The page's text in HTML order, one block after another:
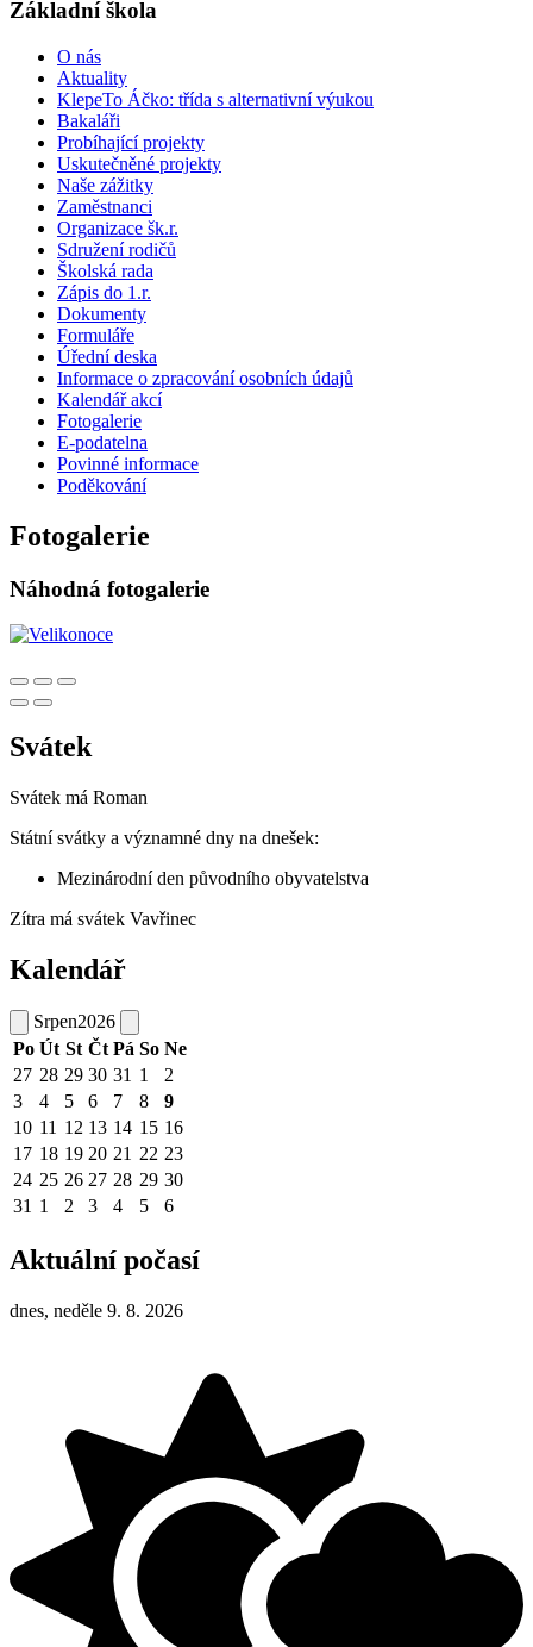
Základní škola
O nás
Aktuality
KlepeTo Áčko: třída s alternativní výukou
Bakaláři
Probíhající projekty
Uskutečněné projekty
Naše zážitky
Zaměstnanci
Organizace šk.r.
Sdružení rodičů
Školská rada
Zápis do 1.r.
Dokumenty
Formuláře
Úřední deska
Informace o zpracování osobních údajů
Kalendář akcí
Fotogalerie
E-podatelna
Povinné informace
Poděkování
Fotogalerie
Náhodná fotogalerie
Svátek
Svátek má Roman
Státní svátky a významné dny na dnešek:
Mezinárodní den původního obyvatelstva
Zítra má svátek Vavřinec
Kalendář
Srpen2026
Po Út St Čt Pá So Ne
27 28 29 30 31 1
2
3
4 5 6 7 8
9
10 11 12 13 14 15 16
17 18 19 20 21 22 23
24 25 26 27 28 29 30
31 1 2 3 4 5 6
Aktuální počasí
dnes, neděle 9. 8. 2026